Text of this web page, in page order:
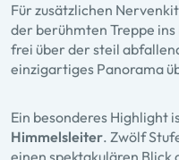
Für zusätzlichen
der berühmten Treppe
frei über der steil
einzigartiges Panorama
Ein besonderes Highlight
Himmelsleiter. Zwölf